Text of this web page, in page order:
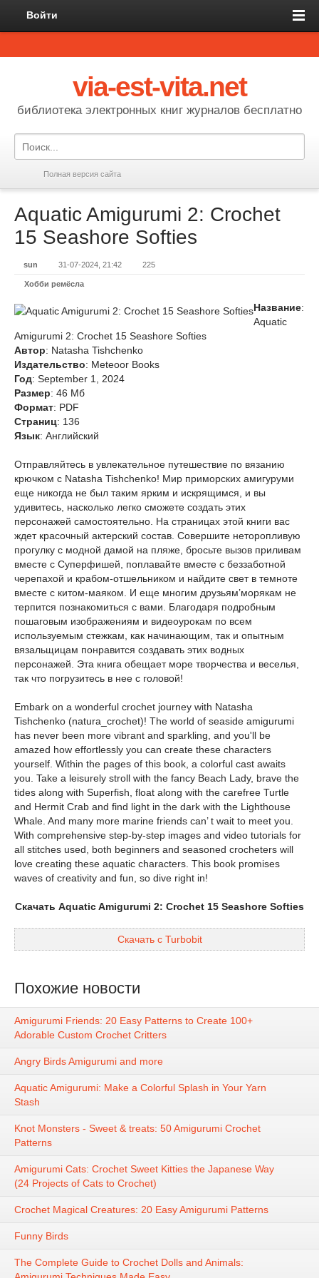
Войти
via-est-vita.net
библиотека электронных книг журналов бесплатно
Полная версия сайта
Aquatic Amigurumi 2: Crochet
15 Seashore Softies
sun 31-07-2024, 21:42 225
Хобби ремёсла
Название:
Aquatic
Amigurumi 2: Crochet 15 Seashore Softies
Автор: Natasha Tishchenko
Издательство: Meteoor Books
Год: September 1, 2024
Размер: 46 Мб
Формат: PDF
Страниц: 136
Язык: Английский
Отправляйтесь в увлекательное путешествие по вязанию
крючком с Natasha Tishchenko! Мир приморских амигуруми
еще никогда не был таким ярким и искрящимся, и вы
удивитесь, насколько легко сможете создать этих
персонажей самостоятельно. На страницах этой книги вас
ждет красочный актерский состав. Совершите неторопливую
прогулку с модной дамой на пляже, бросьте вызов приливам
вместе с Суперфишей, поплавайте вместе с беззаботной
черепахой и крабом-отшельником и найдите свет в темноте
вместе с китом-маяком. И еще многим друзьям’морякам не
терпится познакомиться с вами. Благодаря подробным
пошаговым изображениям и видеоурокам по всем
используемым стежкам, как начинающим, так и опытным
вязальщицам понравится создавать этих водных
персонажей. Эта книга обещает море творчества и веселья,
так что погрузитесь в нее с головой!
Embark on a wonderful crochet journey with Natasha
Tishchenko (natura_crochet)! The world of seaside amigurumi
has never been more vibrant and sparkling, and you'll be
amazed how effortlessly you can create these characters
yourself. Within the pages of this book, a colorful cast awaits
you. Take a leisurely stroll with the fancy Beach Lady, brave the
tides along with Superfish, float along with the carefree Turtle
and Hermit Crab and find light in the dark with the Lighthouse
Whale. And many more marine friends can’ t wait to meet you.
With comprehensive step-by-step images and video tutorials for
all stitches used, both beginners and seasoned crocheters will
love creating these aquatic characters. This book promises
waves of creativity and fun, so dive right in!
Скачать Aquatic Amigurumi 2: Crochet 15 Seashore Softies
Скачать с Turbobit
Похожие новости
Amigurumi Friends: 20 Easy Patterns to Create 100+
Adorable Custom Crochet Critters
Angry Birds Amigurumi and more
Aquatic Amigurumi: Make a Colorful Splash in Your Yarn
Stash
Knot Monsters - Sweet & treats: 50 Amigurumi Crochet
Patterns
Amigurumi Cats: Crochet Sweet Kitties the Japanese Way
(24 Projects of Cats to Crochet)
Crochet Magical Creatures: 20 Easy Amigurumi Patterns
Funny Birds
The Complete Guide to Crochet Dolls and Animals: